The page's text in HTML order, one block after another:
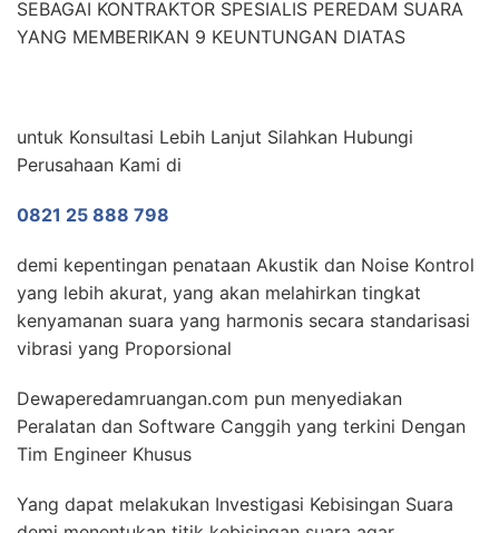
SEBAGAI KONTRAKTOR SPESIALIS PEREDAM SUARA
YANG MEMBERIKAN 9 KEUNTUNGAN DIATAS
untuk Konsultasi Lebih Lanjut Silahkan Hubungi
Perusahaan Kami di
0821 25 888 798
demi kepentingan penataan Akustik dan Noise Kontrol
yang lebih akurat, yang akan melahirkan tingkat
kenyamanan suara yang harmonis secara standarisasi
vibrasi yang Proporsional
Dewaperedamruangan.com pun menyediakan
Peralatan dan Software Canggih yang terkini Dengan
Tim Engineer Khusus
Yang dapat melakukan Investigasi Kebisingan Suara